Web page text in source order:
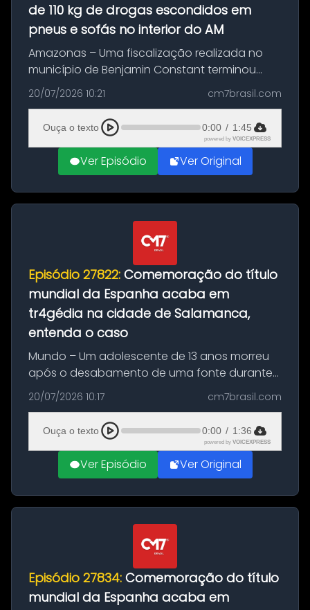
de 110 kg de drogas escondidos em
pneus e sofás no interior do AM
Amazonas – Uma fiscalização realizada no
município de Benjamin Constant terminou
com a apreensão de aproximadamente 115
quilos de entorpecentes em uma
embarcação atracada no porto da cidade. O
materia...
20/07/2026 10:21 cm7brasil.com
Ouça o texto 0:00 / 1:45
powered by VOICEXPRESS
Ver Episódio Ver Original
Episódio 27822: Comemoração do título
mundial da Espanha acaba em
tr4gédia na cidade de Salamanca,
entenda o caso
Mundo – Um adolescente de 13 anos morreu
após o desabamento de uma fonte durante
as comemorações pelo título da Copa do
Mundo conquistado pela Espanha, em
Ciudad Rodrigo, na província de Salamanca,
no...
20/07/2026 10:17 cm7brasil.com
Ouça o texto 0:00 / 1:36
powered by VOICEXPRESS
Ver Episódio Ver Original
Episódio 27834: Comemoração do título
mundial da Espanha acaba em